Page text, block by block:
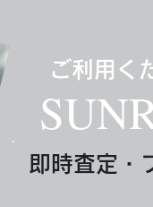
ご利用く
即時査定・